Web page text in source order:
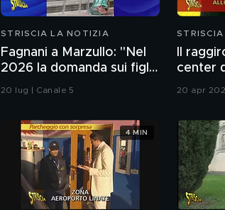
STRISCIA LA NOTIZIA
Fagnani a Marzullo: "Nel
2026 la domanda sui figli
non si fa". Ma a Belve
20 lug | Canale 5
Il
center
20 apr
4 MIN